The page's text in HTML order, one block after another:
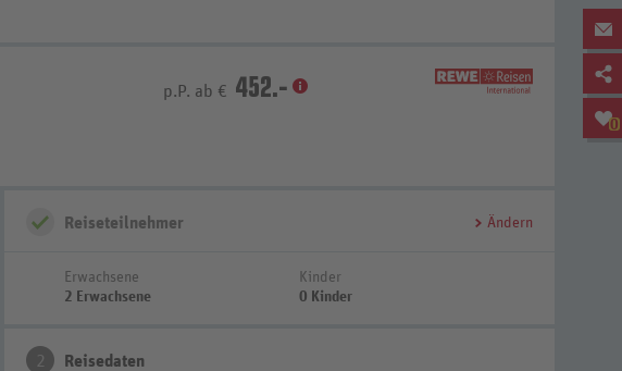
0
p.P. ab € 452.-
Reiseteilnehmer Ändern
Erwachsene
2 Erwachsene
Kinder
0 Kinder
2 Reisedaten